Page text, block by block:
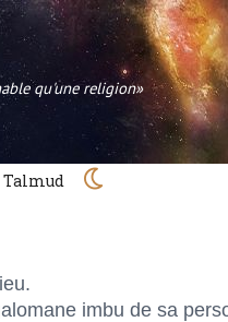
qu'une religion»
Talmud
imbu de sa